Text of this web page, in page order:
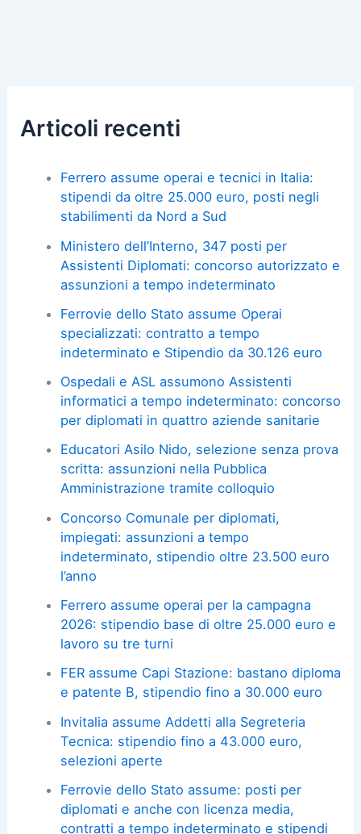
Articoli recenti
Ferrero assume operai e tecnici in Italia:
stipendi da oltre 25.000 euro, posti negli
stabilimenti da Nord a Sud
Ministero dell’Interno, 347 posti per
Assistenti Diplomati: concorso autorizzato e
assunzioni a tempo indeterminato
Ferrovie dello Stato assume Operai
specializzati: contratto a tempo
indeterminato e Stipendio da 30.126 euro
Ospedali e ASL assumono Assistenti
informatici a tempo indeterminato: concorso
per diplomati in quattro aziende sanitarie
Educatori Asilo Nido, selezione senza prova
scritta: assunzioni nella Pubblica
Amministrazione tramite colloquio
Concorso Comunale per diplomati,
impiegati: assunzioni a tempo
indeterminato, stipendio oltre 23.500 euro
l’anno
Ferrero assume operai per la campagna
2026: stipendio base di oltre 25.000 euro e
lavoro su tre turni
FER assume Capi Stazione: bastano diploma
e patente B, stipendio fino a 30.000 euro
Invitalia assume Addetti alla Segreteria
Tecnica: stipendio fino a 43.000 euro,
selezioni aperte
Ferrovie dello Stato assume: posti per
diplomati e anche con licenza media,
contratti a tempo indeterminato e stipendi